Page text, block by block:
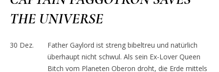
THE UNIVERSE
30 Dez.
Father Gaylord ist streng bibeltreu und natürlich
überhaupt nicht schwul. Als sein Ex-Lover Queen
Bitch vom Planeten Oberon droht, die Erde mittels